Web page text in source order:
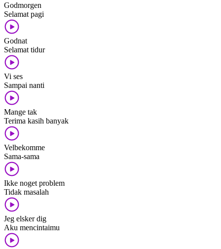
Godmorgen
Selamat pagi
Godnat
Selamat tidur
Vi ses
Sampai nanti
Mange tak
Terima kasih banyak
Velbekomme
Sama-sama
Ikke noget problem
Tidak masalah
Jeg elsker dig
Aku mencintaimu